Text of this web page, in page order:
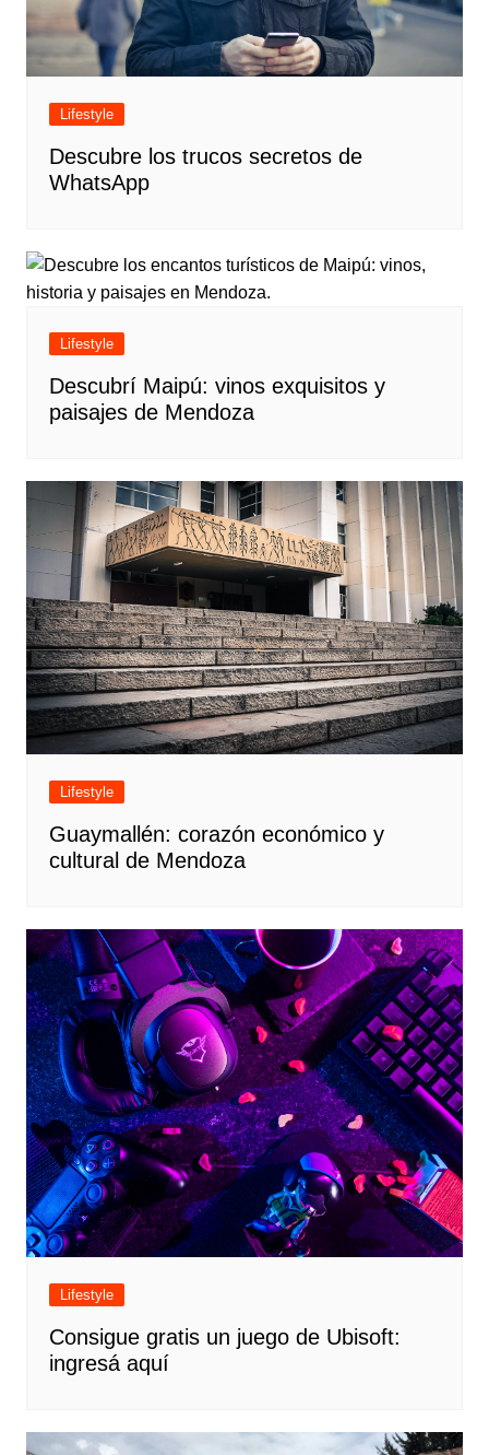
Lifestyle
Descubre los trucos secretos de
WhatsApp
Lifestyle
Descubrí Maipú: vinos exquisitos y
paisajes de Mendoza
Lifestyle
Guaymallén: corazón económico y
cultural de Mendoza
Lifestyle
Consigue gratis un juego de Ubisoft:
ingresá aquí